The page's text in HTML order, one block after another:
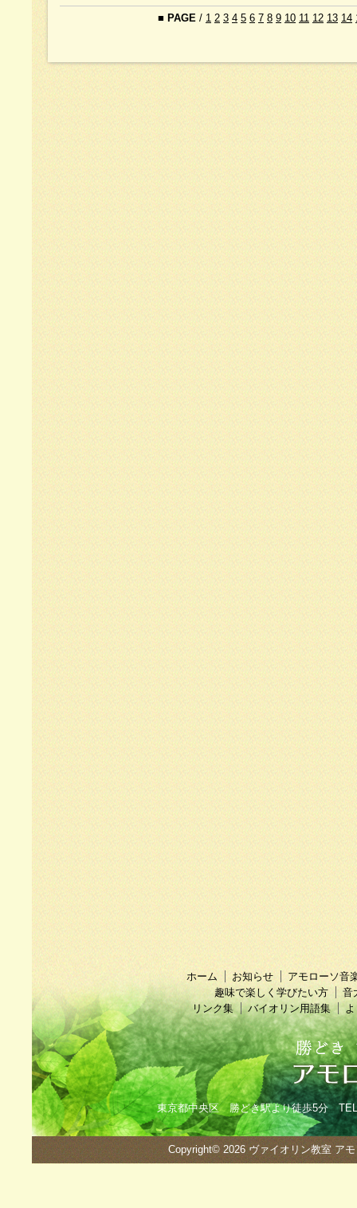
■ PAGE / 1 2 3 4 5 6 7 8 9 10 11 12 13 14
ホーム お知らせ
アモローソ音
趣味で楽しく学びたい方
音
リンク集
バイオリン用語集
東京都中央区 勝どき駅より徒歩5分
Copyright© 2026 ヴァイオリン教室 ア